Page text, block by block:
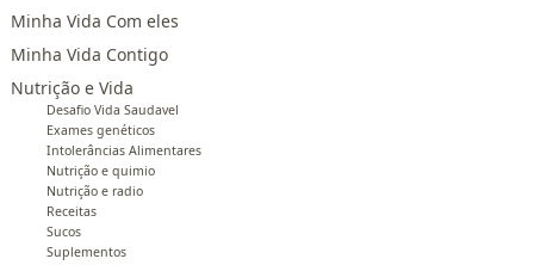
Minha Vida Com eles
Minha Vida Contigo
Nutrição e Vida
Desafio Vida Saudavel
Exames genéticos
Intolerâncias Alimentares
Nutrição e quimio
Nutrição e radio
Receitas
Sucos
Suplementos